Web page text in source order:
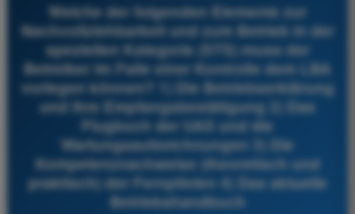
Welche der folgenden Elemente zur
Nachvollziehbarkeit und zum Betrieb in der
speziellen Kategorie (STS) muss der
Betreiber im Falle einer Kontrolle dem LBA
vorlegen können? 1) Die Betriebserklärung
und ihre Empfangsbestätigung 2) Das
Flugbuch der UAS und die
Wartungsaufzeichnungen 3) Die
Kompetenznachweise (theoretisch und
praktisch) der Fernpiloten 4) Das aktuelle
Betriebshandbuch